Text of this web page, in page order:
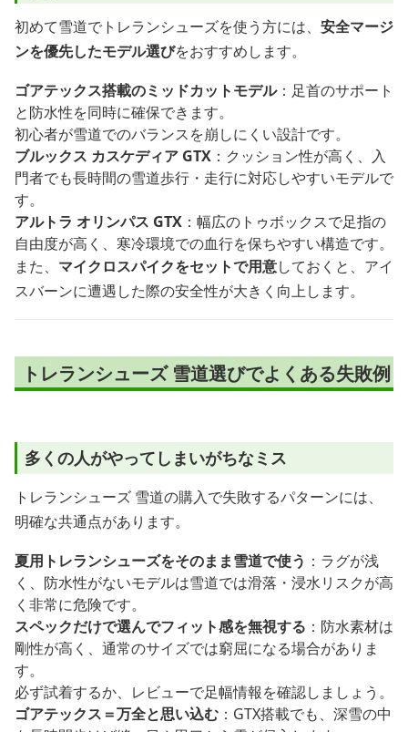
初めて雪道でトレランシューズを使う方には、 安全マージ
ンを優先したモデル選びをおすすめします。
ゴアテックス搭載のミッドカットモデル：足首のサポート
と防水性を同時に確保できます。
初心者が雪道でのバランスを崩しにくい設計です。
ブルックス カスケディア GTX ：クッション性が高く、入
門者でも長時間の雪道歩行・走行に対応しやすいモデルで
す。
アルトラ オリンパス GTX ：幅広のトゥボックスで足指の
自由度が高く、寒冷環境での血行を保ちやすい構造です。
また、 マイクロスパイクをセットで用意しておくと、アイ
スバーンに遭遇した際の安全性が大きく向上します。
トレランシューズ 雪道選びでよくある失敗例
多くの人がやってしまいがちなミス
トレランシューズ 雪道の購入で失敗するパターンには、
明確な共通点があります。
夏用トレランシューズをそのまま雪道で使う ：ラグが浅
く、防水性がないモデルは雪道では滑落・浸水リスクが高
く非常に危険です。
スペックだけで選んでフィット感を無視する ：防水素材は
剛性が高く、通常のサイズでは窮屈になる場合がありま
す。
必ず試着するか、レビューで足幅情報を確認しましょう。
ゴアテックス＝万全と思い込む ：GTX搭載でも、深雪の中